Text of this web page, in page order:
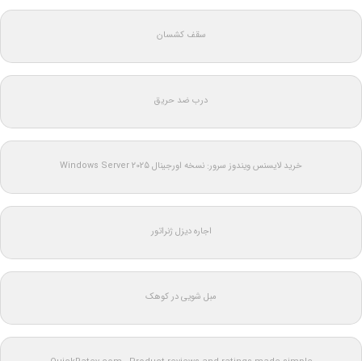
سقف کشسان
درب ضد حریق
خرید لایسنس ویندوز سرور: نسخه اورجینال Windows Server 2025
اجاره دیزل ژنراتور
مبل شویی در کوهک